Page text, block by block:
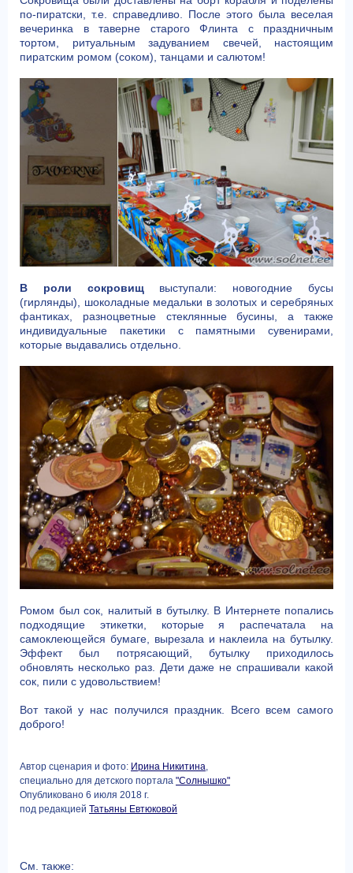
по-пиратски, т.е. справедливо. После этого была веселая
вечеринка в таверне старого Флинта с праздничным
тортом, ритуальным задуванием свечей, настоящим
пиратским ромом (соком), танцами и салютом!
В роли сокровищвыступали: новогодние бусы
(гирлянды), шоколадные медальки в золотых и серебряных
фантиках, разноцветные стеклянные бусины, а также
индивидуальные пакетики с памятными сувенирами,
которые выдавались отдельно.
Ромом был сок, налитый в бутылку. В Интернете попались
подходящие этикетки, которые я распечатала на
самоклеющейся бумаге, вырезала и наклеила на бутылку.
Эффект был потрясающий, бутылку приходилось
обновлять несколько раз. Дети даже не спрашивали какой
сок, пили с удовольствием!
Вот такой у нас получился праздник. Всего всем самого
доброго!
Автор сценария и фото: Ирина Никитина
специально для детского портала "Солнышко"
Опубликовано 6 июля 2018 г.
под редакцией Татьяны Евтюковой
См. также: